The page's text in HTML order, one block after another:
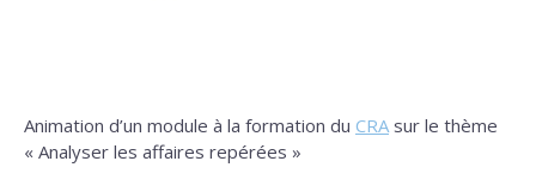
Animation d’un module à la formation du CRAsur le thème
« Analyser les affaires repérées »